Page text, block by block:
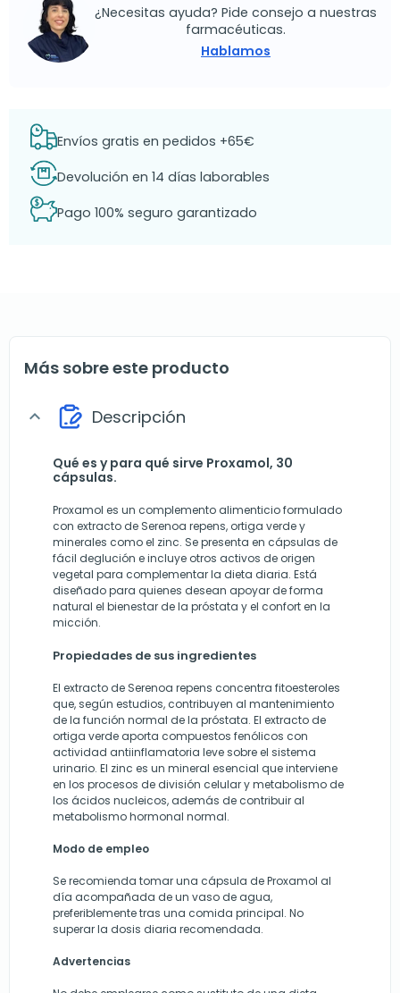
¿Necesitas ayuda? Pide consejo a nuestras
farmacéuticas.
Hablamos
Envíos gratis en pedidos +65€
Devolución en 14 días laborables
Pago 100% seguro garantizado
Más sobre este producto
expand_more Descripción
Qué es y para qué sirve Proxamol, 30
cápsulas.
Proxamol es un complemento alimenticio formulado
con extracto de Serenoa repens, ortiga verde y
minerales como el zinc. Se presenta en cápsulas de
fácil deglución e incluye otros activos de origen
vegetal para complementar la dieta diaria. Está
diseñado para quienes desean apoyar de forma
natural el bienestar de la próstata y el confort en la
micción.
Propiedades de sus ingredientes
El extracto de Serenoa repens concentra fitoesteroles
que, según estudios, contribuyen al mantenimiento
de la función normal de la próstata. El extracto de
ortiga verde aporta compuestos fenólicos con
actividad antiinflamatoria leve sobre el sistema
urinario. El zinc es un mineral esencial que interviene
en los procesos de división celular y metabolismo de
los ácidos nucleicos, además de contribuir al
metabolismo hormonal normal.
Modo de empleo
Se recomienda tomar una cápsula de Proxamol al
día acompañada de un vaso de agua,
preferiblemente tras una comida principal. No
superar la dosis diaria recomendada.
Advertencias